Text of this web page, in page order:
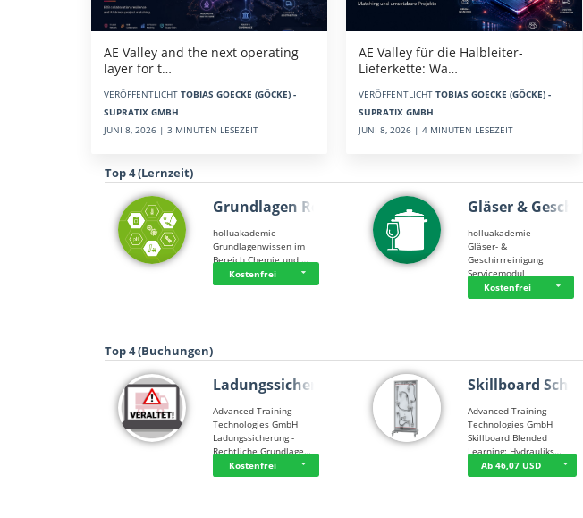
AE Valley and the next operating
layer for t…
VERÖFFENTLICHT TOBIAS GOECKE (GÖCKE) -
SUPRATIX GMBH
JUNI 8, 2026 | 3 MINUTEN LESEZEIT
AE Valley für die Halbleiter-
Lieferkette: Wa…
VERÖFFENTLICHT TOBIAS GOECKE (GÖCKE) -
SUPRATIX GMBH
JUNI 8, 2026 | 4 MINUTEN LESEZEIT
Top 4 (Lernzeit)
Grundlagen Rein…
holluakademie
Grundlagenwissen im
Bereich Chemie und …
Kostenfrei
Gläser & Geschi…
holluakademie
Gläser- &
Geschirrreinigung
Servicemodul
Kostenfrei
Top 4 (Buchungen)
Ladungssicherung
Advanced Training
Technologies GmbH
Ladungssicherung -
Rechtliche Grundlage…
Kostenfrei
Skillboard Schl…
Advanced Training
Technologies GmbH
Skillboard Blended
Learning: Hydrauliks…
Ab 46,07 USD